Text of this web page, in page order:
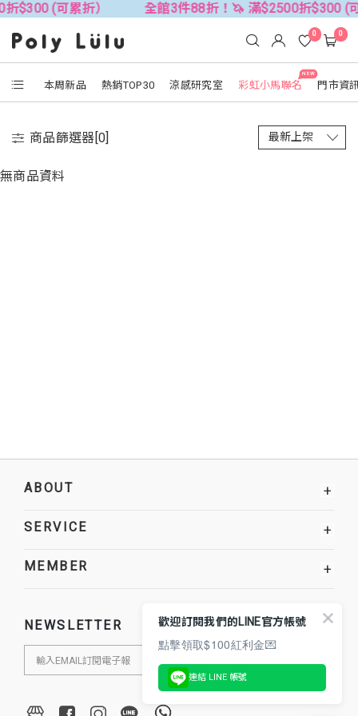
$300 (可累折） 全館3件88折！🦄 滿$2500折$300 (
本周新品 熱銷TOP30 涼感研究室
NEW
彩虹小馬聯名 門市資
0 0
商品篩選器[0]
無商品資料
ABOUT +
SERVICE +
MEMBER +
NEWSLETTER 歡迎訂閱我們的LINE官方帳號
點擊領取$100紅利金💌
連結 LINE 帳號